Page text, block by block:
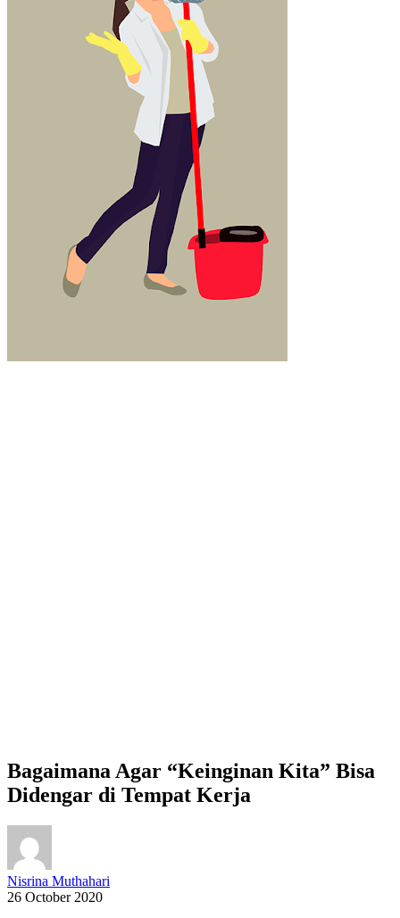
Bagaimana Agar “Keinginan Kita” Bisa
Didengar di Tempat Kerja
Nisrina Muthahari
26 October 2020